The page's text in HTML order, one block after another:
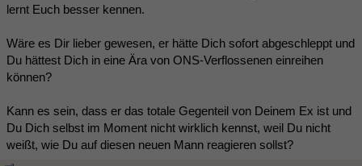
lernt Euch besser kennen.
Wäre es Dir lieber gewesen, er hätte Dich sofort abgeschleppt und
Du hättest Dich in eine Ära von ONS-Verflossenen einreihen
können?
Kann es sein, dass er das totale Gegenteil von Deinem Ex ist und
Du Dich selbst im Moment nicht wirklich kennst, weil Du nicht
weißt, wie Du auf diesen neuen Mann reagieren sollst?